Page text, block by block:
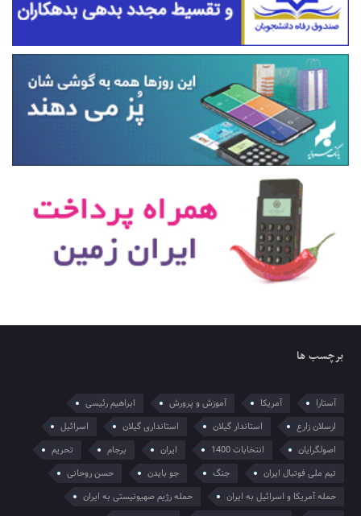
برچسب ها
آستارا آمریکا آموزش و پرورش
ابراهیم رئیسی
ارسلان زارع
استاندار گیلان استانداری گیلان
اسرائیل
اصولگرایان
انتخابات 1400 ایران برجام
تحریم
تیم ملی فوتبال ایران
جنگ جو بایدن
حسن روحانی
حمله آمریکا و اسرائیل به ایران
حمله رژیم صهیونیستی به ایران